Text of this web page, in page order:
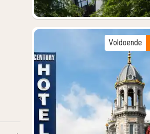
Vorige foto
Voldoende